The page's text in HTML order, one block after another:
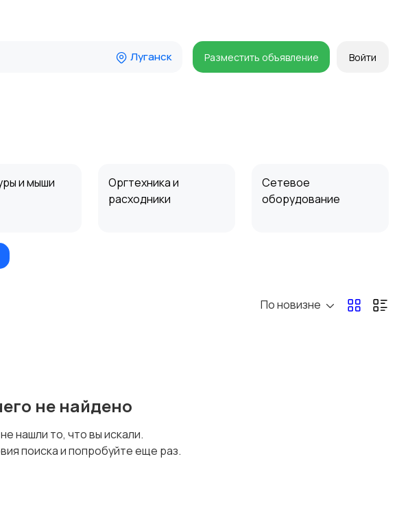
Луганск Разместить объявление Войти
и мыши
Оргтехника и
расходники
Сетевое
оборудование
По новизне
не найдено
нашли то, что вы искали.
поиска и попробуйте еще раз.